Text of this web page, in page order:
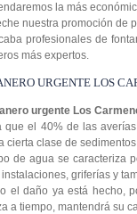
la más
nuestra promoción de
profesionales de
más expertos.
URGENTE LOS
urgente Los
que el 40% de las
cierta clase de
de agua se caracteriza
griferías y
el daño ya está hecho,
a tiempo, mantendrá su